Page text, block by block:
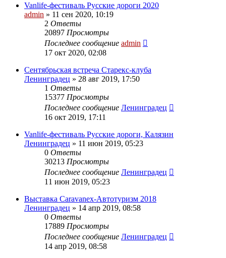
Vanlife-фестиваль Русские дороги 2020
admin » 11 сен 2020, 10:19
2 Ответы
20897 Просмотры
Последнее сообщение admin
17 окт 2020, 02:08
Сентябрьская встреча Старекс-клуба
Ленинградец » 28 авг 2019, 17:50
1 Ответы
15377 Просмотры
Последнее сообщение Ленинградец
16 окт 2019, 17:11
Vanlife-фестиваль Русские дороги, Калязин
Ленинградец » 11 июн 2019, 05:23
0 Ответы
30213 Просмотры
Последнее сообщение Ленинградец
11 июн 2019, 05:23
Выставка Caravanex-Автотуризм 2018
Ленинградец » 14 апр 2019, 08:58
0 Ответы
17889 Просмотры
Последнее сообщение Ленинградец
14 апр 2019, 08:58